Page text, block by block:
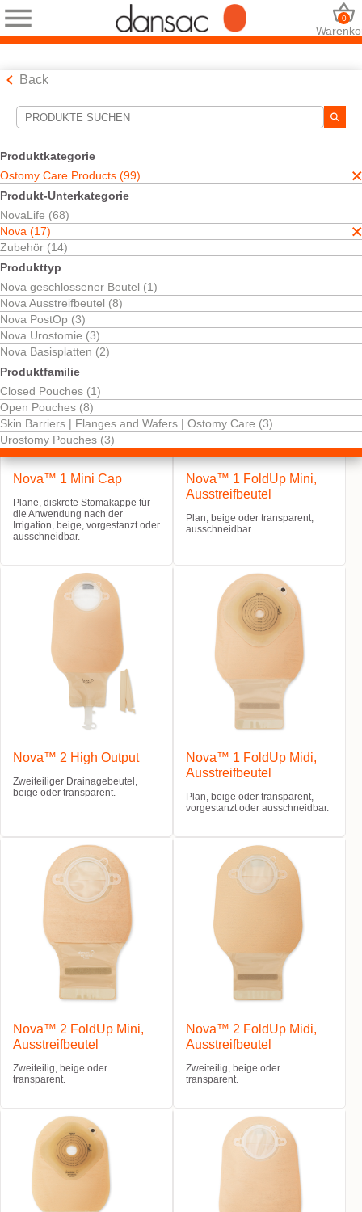
0
Back
Produktkategorie
Ostomy Care Products (99)
Produkt-Unterkategorie
NovaLife (68)
Nova (17)
Zubehör (14)
Produkttyp
Nova geschlossener Beutel (1)
Nova Ausstreifbeutel (8)
Nova PostOp (3)
Nova Urostomie (3)
Nova Basisplatten (2)
Produktfamilie
Closed Pouches (1)
Open Pouches (8)
Skin Barriers | Flanges and Wafers | Ostomy Care (3)
Urostomy Pouches (3)
Suchwerkzeuge
Ihre Auswahl:
Ostomy Care Products
Nova
Sortieren nach:
Nova™ 1 Mini Cap
Plane, diskrete Stomakappe für
die Anwendung nach der
Irrigation, beige, vorgestanzt oder
ausschneidbar.
Nova™ 1 FoldUp Mini,
Ausstreifbeutel
Plan, beige oder transparent,
ausschneidbar.
Nova™ 2 High Output
Zweiteiliger Drainagebeutel,
beige oder transparent.
Nova™ 1 FoldUp Midi,
Ausstreifbeutel
Plan, beige oder transparent,
vorgestanzt oder ausschneidbar.
Nova™ 2 FoldUp Mini,
Ausstreifbeutel
Zweiteilig, beige oder
transparent.
Nova™ 2 FoldUp Midi,
Ausstreifbeutel
Zweiteilig, beige oder
transparent.